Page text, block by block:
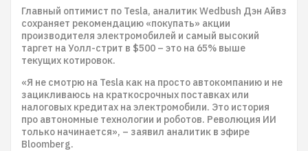
Главный оптимист по Tesla, аналитик Wedbush Дэн Айвз
сохраняет рекомендацию «покупать» акции
производителя электромобилей и самый высокий
таргет на Уолл-стрит в $500 – это на 65% выше
текущих котировок.
«Я не смотрю на Tesla как на просто автокомпанию и не
зацикливаюсь на краткосрочных поставках или
налоговых кредитах на электромобили. Это история
про автономные технологии и роботов. Революция ИИ
только начинается», – заявил аналитик в эфире
Bloomberg.